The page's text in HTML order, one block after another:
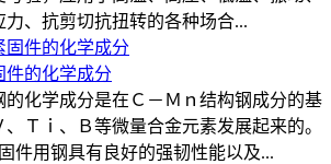
、抗剪切抗扭转的各种场合...
件的化学成分
化学成分是在Ｃ－Ｍｎ结构钢成分的基
Ｔｉ、Ｂ等微量合金元素发展起来的。
件用钢具有良好的强韧性能以及...